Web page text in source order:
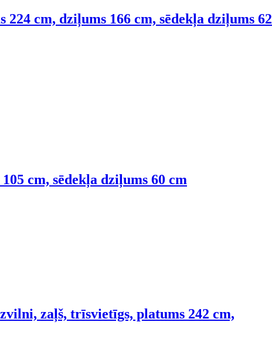
cm, dziļums 166 cm, sēdekļa dziļums 62
cm, sēdekļa dziļums 60 cm
zaļš, trīsvietīgs, platums 242 cm,